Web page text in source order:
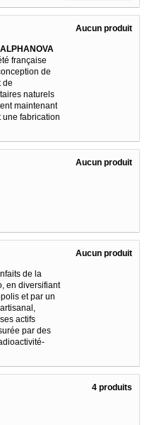
ALPHANOVA
française
de
de
naturels
maintenant
une fabrication
Aucun produit
Aucun produit
de la
en diversifiant
et par un
actifs
par des
Aucun produit
4 produits